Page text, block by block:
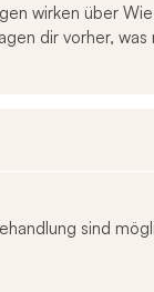
wirken über
dir vorher, was
sind